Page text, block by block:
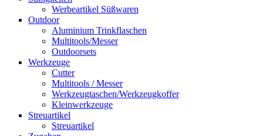
Werbeartikel Süßwaren
Outdoor
Aluminium Trinkflaschen
Multitools/Messer
Outdoorsets
Werkzeuge
Cutter
Multitools / Messer
Werkzeugtaschen/Werkzeugkoffer
Kleinwerkzeuge
Streuartikel
Streuartikel